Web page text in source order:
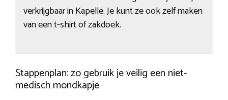
verkrijgbaar in Kapelle. Je kunt ze ook zelf maken
van een t-shirt of zakdoek.
Stappenplan: zo gebruik je veilig een niet-
medisch mondkapje